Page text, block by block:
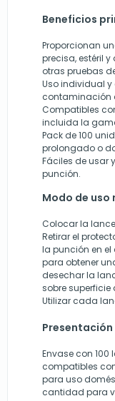
Beneficios
Proporcionan
precisa, estéril
otras pruebas
Uso individual
contaminación
Compatibles
incluida la
Pack de 100
prolongado o
Fáciles de usar
punción.
Modo de
Colocar la
Retirar el
la punción en
para obtener
desechar la
sobre
Utilizar cada
Presentación
Envase con 100
compatibles
para uso
cantidad para